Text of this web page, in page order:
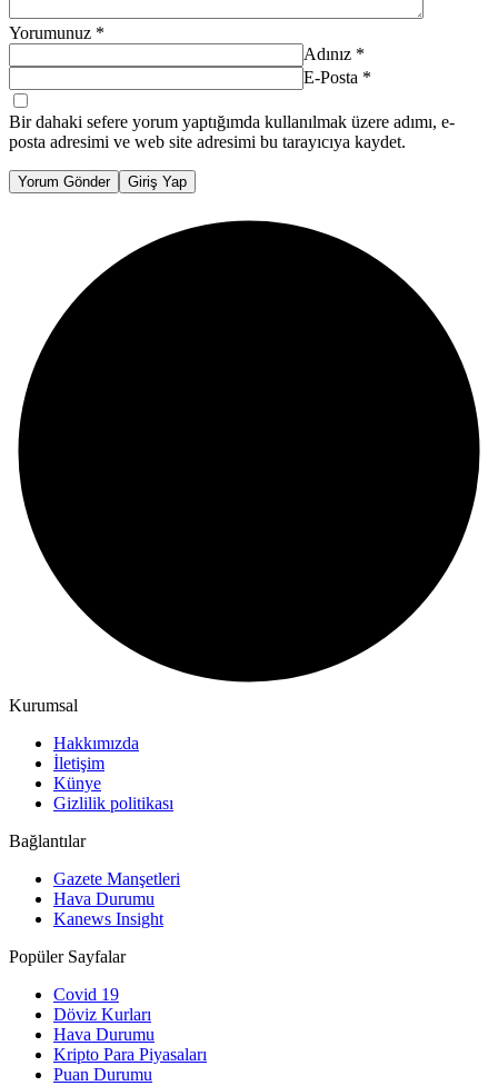
Yorumunuz *
Adınız *
E-Posta *
Bir dahaki sefere yorum yaptığımda kullanılmak üzere adımı, e-
posta adresimi ve web site adresimi bu tarayıcıya kaydet.
Yorum Gönder Giriş Yap
Kurumsal
Hakkımızda
İletişim
Künye
Gizlilik politikası
Bağlantılar
Gazete Manşetleri
Hava Durumu
Kanews Insight
Popüler Sayfalar
Covid 19
Döviz Kurları
Hava Durumu
Kripto Para Piyasaları
Puan Durumu